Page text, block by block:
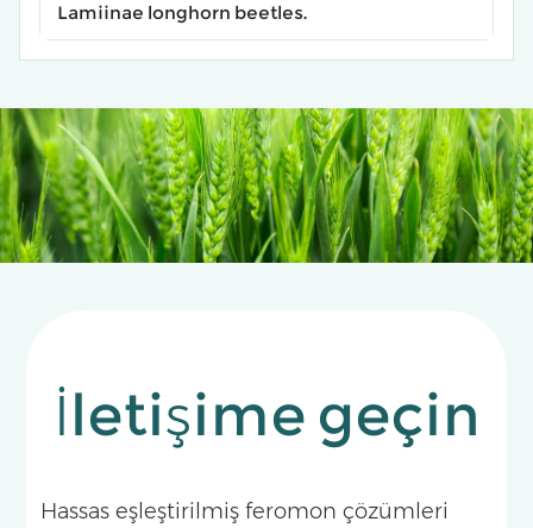
Lamiinae longhorn beetles.
İletişime geçin
Hassas eşleştirilmiş feromon çözümleri